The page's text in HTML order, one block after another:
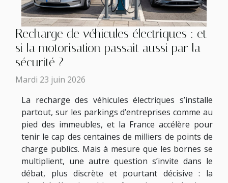
Recharge de véhicules électriques : et
si la motorisation passait aussi par la
sécurité ?
Mardi 23 juin 2026
La recharge des véhicules électriques s’installe
partout, sur les parkings d’entreprises comme au
pied des immeubles, et la France accélère pour
tenir le cap des centaines de milliers de points de
charge publics. Mais à mesure que les bornes se
multiplient, une autre question s’invite dans le
débat, plus discrète et pourtant décisive : la